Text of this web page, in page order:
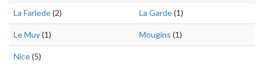
La Farlede(2) La Garde(1)
Le Muy(1) Mougins (1)
Nice(5)